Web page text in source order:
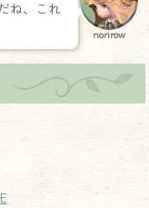
ね、これ
norirow